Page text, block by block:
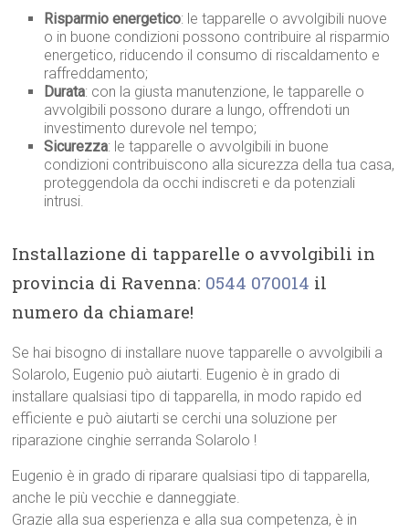
Risparmio energetico: le tapparelle o avvolgibili nuove
o in buone condizioni possono contribuire al risparmio
energetico, riducendo il consumo di riscaldamento e
raffreddamento;
Durata: con la giusta manutenzione, le tapparelle o
avvolgibili possono durare a lungo, offrendoti un
investimento durevole nel tempo;
Sicurezza: le tapparelle o avvolgibili in buone
condizioni contribuiscono alla sicurezza della tua casa,
proteggendola da occhi indiscreti e da potenziali
intrusi.
Installazione di tapparelle o avvolgibili in
provincia di Ravenna: 0544 070014 il
numero da chiamare!
Se hai bisogno di installare nuove tapparelle o avvolgibili a
Solarolo, Eugenio può aiutarti. Eugenio è in grado di
installare qualsiasi tipo di tapparella, in modo rapido ed
efficiente e può aiutarti se cerchi una soluzione per
riparazione cinghie serranda Solarolo !
Eugenio è in grado di riparare qualsiasi tipo di tapparella,
anche le più vecchie e danneggiate.
Grazie alla sua esperienza e alla sua competenza, è in